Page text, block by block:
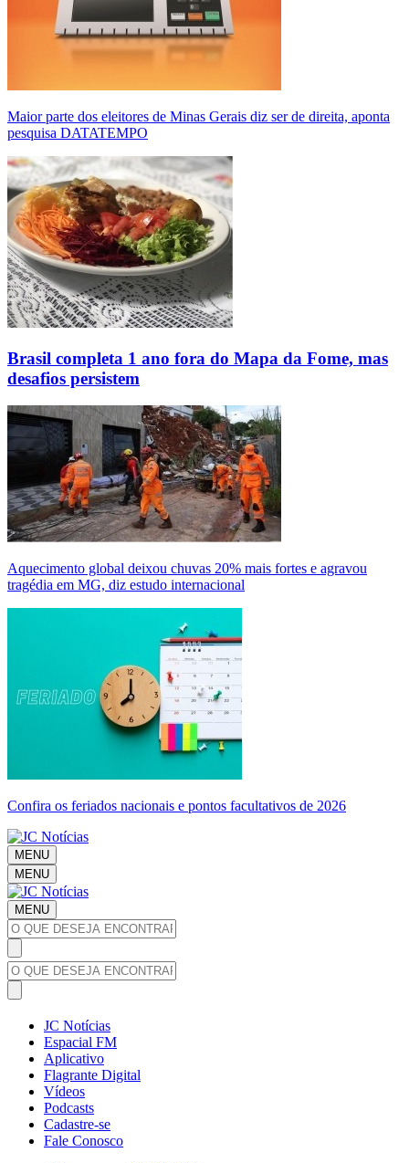
Maior parte dos eleitores de Minas Gerais diz ser de direita, aponta
pesquisa DATATEMPO
Brasil completa 1 ano fora do Mapa da Fome, mas
desafios persistem
Aquecimento global deixou chuvas 20% mais fortes e agravou
tragédia em MG, diz estudo internacional
Confira os feriados nacionais e pontos facultativos de 2026
MENU
MENU
MENU
JC Notícias
Espacial FM
Aplicativo
Flagrante Digital
Vídeos
Podcasts
Cadastre-se
Fale Conosco